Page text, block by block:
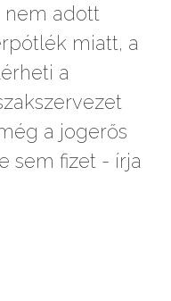
nem adott
miatt, a
a
a jogerős
sem fizet - írja